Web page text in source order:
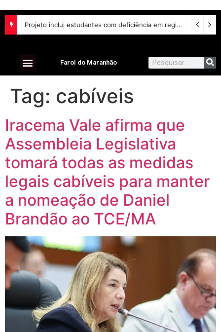
Projeto inclui estudantes com deficiência em regime escolar especial
Farol do Maranhão
Tag: cabíveis
Iracema Vale afirma que
Assembleia Legislativa
tomará todas as medidas
legais cabíveis para manter
a nomeação de Daniel
Brandão ao TCE/MA